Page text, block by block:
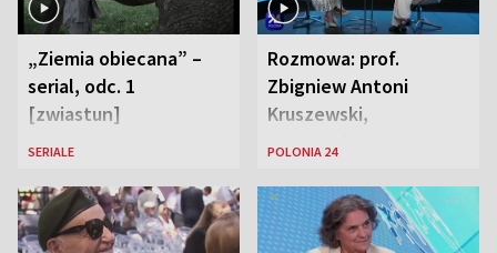
„Ziemia obiecana” –
serial, odc. 1
[zwiastun]
SERIALE
Rozmowa: prof.
Zbigniew Antoni
Kruszewski,
Powstaniec
Zaryan, piosenkarka
POLONIA 24